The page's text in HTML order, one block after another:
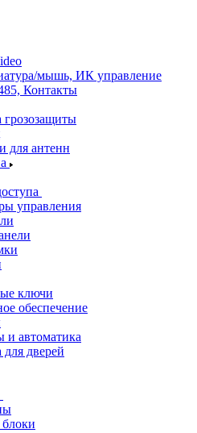
мышь, ИК управление
Контакты
грозозащиты
для антенн
управления
ключи
обеспечение
автоматика
дверей